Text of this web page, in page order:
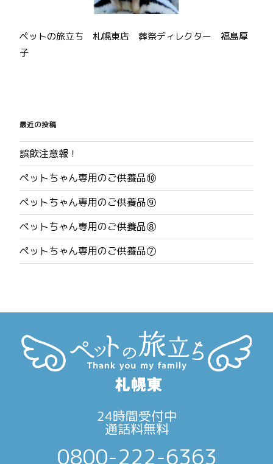
ペットの旅立ち 札幌東店 葬祭ディレクター 福島厚
子
稿
ナ
ビ
ゲ
ー
シ
ョ
最近の投稿
誤飲注意報！
ペットちゃん専用のご供養品⑩
ペットちゃん専用のご供養品⑨
ペットちゃん専用のご供養品⑧
ペットちゃん専用のご供養品⑦
24時間受付中
通話料無料
0800-222-6363